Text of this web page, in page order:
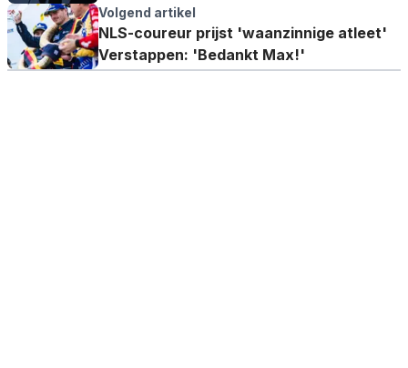
strategie onder de loep
Volgend artikel
NLS-coureur prijst 'waanzinnige atleet'
Verstappen: 'Bedankt Max!'